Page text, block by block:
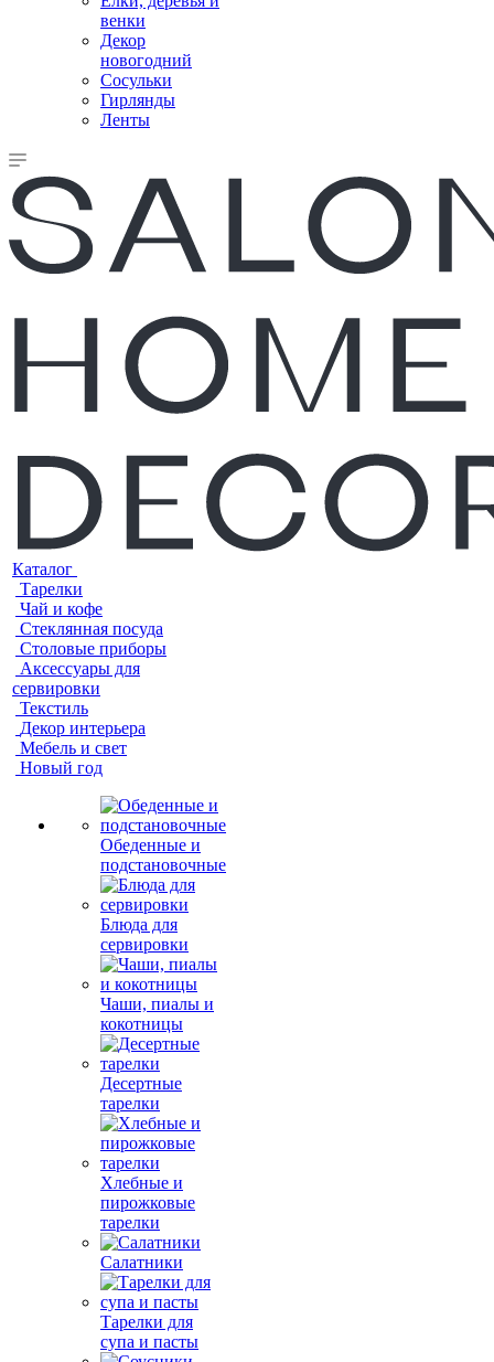
венки
Декор
новогодний
Сосульки
Гирлянды
Ленты
Каталог
Тарелки
Чай и кофе
Стеклянная посуда
Столовые приборы
Аксессуары для
сервировки
Текстиль
Декор интерьера
Мебель и свет
Новый год
Обеденные и
подстановочные
Блюда для
сервировки
Чаши, пиалы и
кокотницы
Десертные
тарелки
Хлебные и
пирожковые
тарелки
Салатники
Тарелки для
супа и пасты